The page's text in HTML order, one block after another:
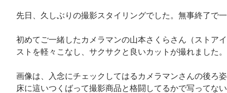
先日、久しぶりの撮影スタイリングでした。無事終了で
初めてご一緒したカメラマンの山本さくらさん（ストア
ストを軽々こなし、サクサクと良いカットが撮れました。
画像は、入念にチェックしてはるカメラマンさんの後ろ
床に這いつくばって撮影商品と格闘してるかで写ってな